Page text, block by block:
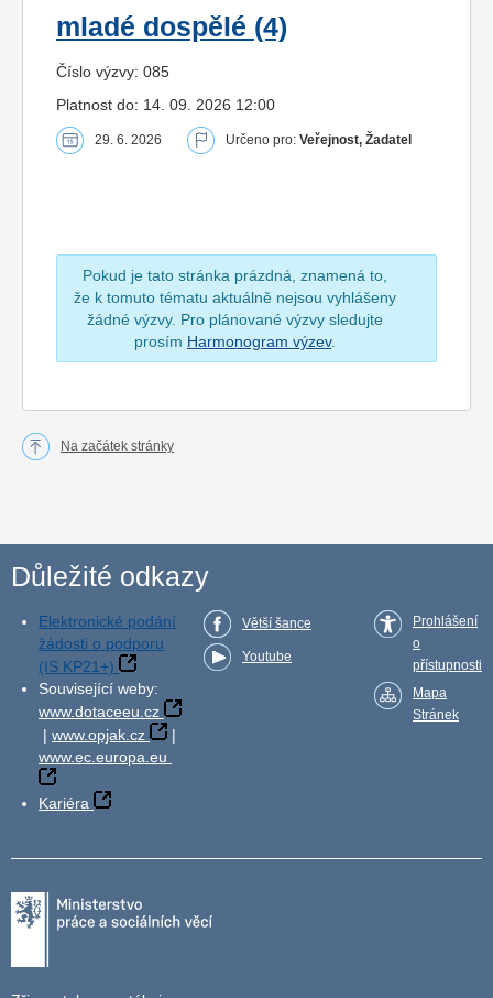
mladé dospělé (4)
Číslo výzvy: 085
Platnost do: 14. 09. 2026 12:00
29. 6. 2026 Určeno pro: Veřejnost, Žadatel
Pokud je tato stránka prázdná, znamená to,
že k tomuto tématu aktuálně nejsou vyhlášeny
žádné výzvy. Pro plánované výzvy sledujte
prosím Harmonogram výzev.
Na začátek stránky
Důležité odkazy
Elektronické podání
žádosti o podporu
(IS KP21+)
Související weby:
www.dotaceeu.cz
| www.opjak.cz
|
www.ec.europa.eu
Kariéra
Větší šance
Youtube
Prohlášení
o
přístupnosti
Mapa
Stránek